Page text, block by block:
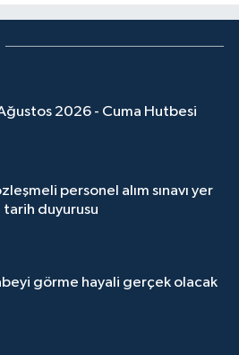
2026 - Cuma Hutbesi
personel alım sınavı yer
tarih duyurusu
görme hayali gerçek olacak